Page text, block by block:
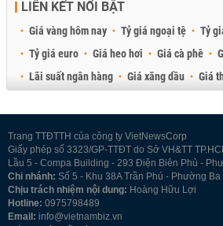
LIÊN KẾT NỔI BẬT
Giá vàng hôm nay Tỷ giá ngoại tệ Tỷ
Tỷ giá euro
Giá heo hơi Giá cà phê
Lãi suất ngân hàng
Giá xăng dầu
Giá
Trang TTĐTTH của công ty VietNewsCorp
Giấy phép số 3323/GP-TTĐT do Sở VH&TT
Lầu 5 - Compa Building - 293 Điện Biên Phủ -
Chi nhánh: Số 5 - Khu 38A Trần Phú - Phường
Chịu trách nhiệm nội dung: Hoàng Hữu Lợi
Hotline: 0975798489
Email: info@vietnambiz.vn